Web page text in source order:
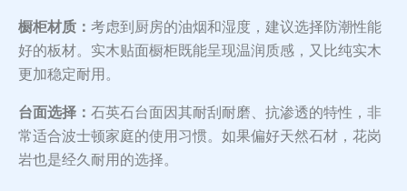
橱柜材质： 考虑到厨房的油烟和湿度，建议选择防潮性能
好的板材。实木贴面橱柜既能呈现温润质感，又比纯实木
更加稳定耐用。
台面选择： 石英石台面因其耐刮耐磨、抗渗透的特性，非
常适合波士顿家庭的使用习惯。如果偏好天然石材，花岗
岩也是经久耐用的选择。